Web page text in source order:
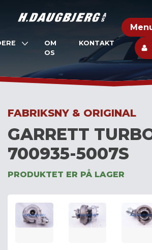
OM
OS
KONTAKT
FABRIKSNY & ORIGINAL
GARRETT
700935-5007S
PRODUKTET ER PÅ LAGER